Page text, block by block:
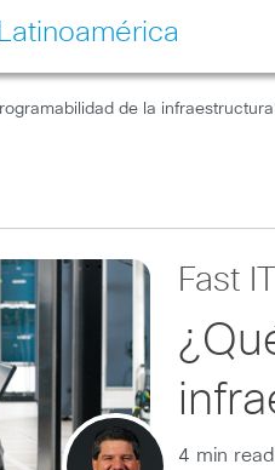
de la
Fast IT
4 min read